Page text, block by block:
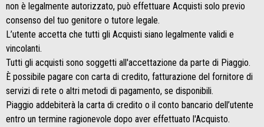
non è legalmente autorizzato, può effettuare Acquisti solo previo
consenso del tuo genitore o tutore legale.
L’utente accetta che tutti gli Acquisti siano legalmente validi e
vincolanti.
Tutti gli acquisti sono soggetti all'accettazione da parte di Piaggio.
È possibile pagare con carta di credito, fatturazione del fornitore di
servizi di rete o altri metodi di pagamento, se disponibili.
Piaggio addebiterà la carta di credito o il conto bancario dell’utente
entro un termine ragionevole dopo aver effettuato l'Acquisto.